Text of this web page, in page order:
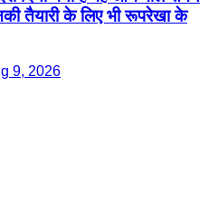
तैयारी के लिए भी रूपरेखा के
9, 2026